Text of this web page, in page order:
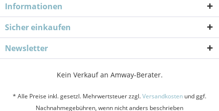
Informationen
Sicher einkaufen
Newsletter
Kein Verkauf an Amway-Berater.
* Alle Preise inkl. gesetzl. Mehrwertsteuer zzgl.Versandkosten und ggf.
Nachnahmegebühren, wenn nicht anders beschrieben